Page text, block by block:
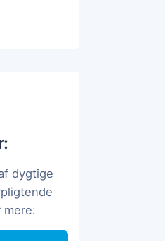
dygtige
mere: